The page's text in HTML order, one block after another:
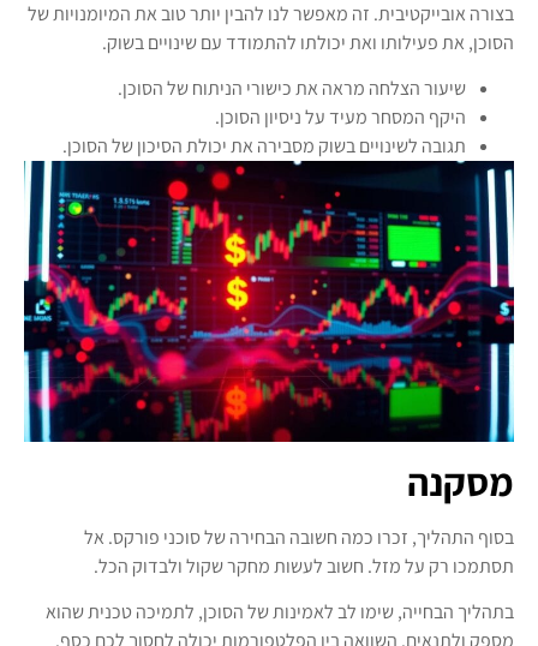
בצורה אובייקטיבית. זה מאפשר לנו להבין יותר טוב את המיומנויות של
הסוכן, את פעילותו ואת יכולתו להתמודד עם שינויים בשוק.
שיעור הצלחה מראה את כישורי הניתוח של הסוכן.
היקף המסחר מעיד על ניסיון הסוכן.
תגובה לשינויים בשוק מסבירה את יכולת הסיכון של הסוכן.
מסקנה
בסוף התהליך, זכרו כמה חשובה הבחירה של סוכני פורקס. אל
תסתמכו רק על מזל. חשוב לעשות מחקר שקול ולבדוק הכל.
בתהליך הבחייה, שימו לב לאמינות של הסוכן, לתמיכה טכנית שהוא